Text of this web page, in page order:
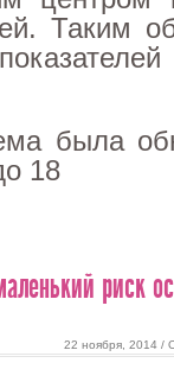
Таким
была
18
риск
22 ноября, 2014 /